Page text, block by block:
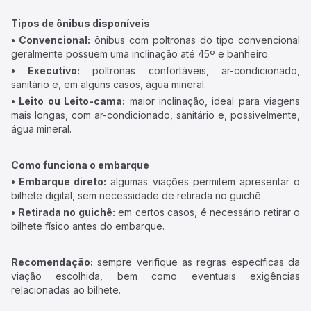
Tipos de ônibus disponíveis
• Convencional: ônibus com poltronas do tipo convencional
geralmente possuem uma inclinação até 45º e banheiro.
• Executivo: poltronas confortáveis, ar-condicionado,
sanitário e, em alguns casos, água mineral.
• Leito ou Leito-cama: maior inclinação, ideal para viagens
mais longas, com ar-condicionado, sanitário e, possivelmente,
água mineral.
Como funciona o embarque
• Embarque direto: algumas viações permitem apresentar o
bilhete digital, sem necessidade de retirada no guichê.
• Retirada no guichê: em certos casos, é necessário retirar o
bilhete físico antes do embarque.
Recomendação: sempre verifique as regras específicas da
viação escolhida, bem como eventuais exigências
relacionadas ao bilhete.